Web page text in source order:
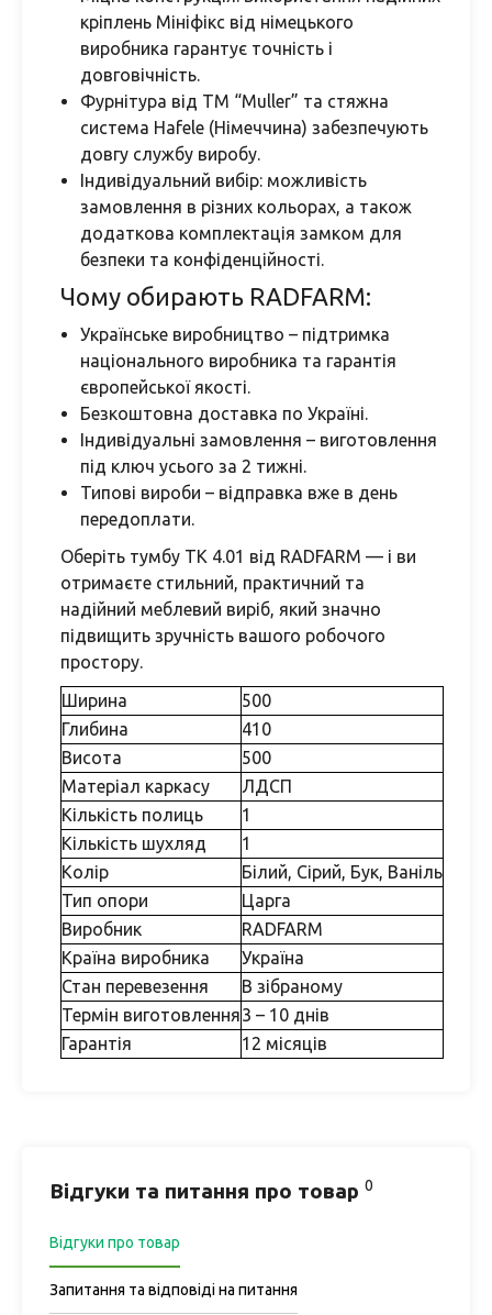
кріплень Мініфікс від німецького
виробника гарантує точність і
довговічність.
Фурнітура від ТМ “Muller” та стяжна
система Hafele (Німеччина) забезпечують
довгу службу виробу.
Індивідуальний вибір: можливість
замовлення в різних кольорах, а також
додаткова комплектація замком для
безпеки та конфіденційності.
Чому обирають RADFARM:
Українське виробництво – підтримка
національного виробника та гарантія
європейської якості.
Безкоштовна доставка по Україні.
Індивідуальні замовлення – виготовлення
під ключ усього за 2 тижні.
Типові вироби – відправка вже в день
передоплати.
Оберіть тумбу ТК 4.01 від RADFARM — і ви
отримаєте стильний, практичний та
надійний меблевий виріб, який значно
підвищить зручність вашого робочого
простору.
Ширина
500
Глибина
410
Висота
500
Матеріал каркасу
ЛДСП
Кількість полиць
1
Кількість шухляд
1
Колір
Білий, Сірий, Бук, Ваніль
Тип опори
Царга
Виробник
RADFARM
Країна виробника
Україна
Стан перевезення
В зібраному
Термін виготовлення3 – 10 днів
Гарантія
12 місяців
Відгуки та питання про товар 0
Відгуки про товар
Запитання та відповіді на питання